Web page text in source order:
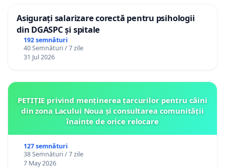
Asigurați salarizare corectă pentru psihologii
din DGASPC și spitale
192 semnături
40 Semnături / 7 zile
31 Jul 2026
PETIȚIE privind menținerea țarcurilor pentru câini
din zona Lacului Noua și consultarea comunității
înainte de orice relocare
127 semnături
38 Semnături / 7 zile
7 May 2026